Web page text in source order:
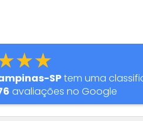
SPtem uma
avaliações no Google